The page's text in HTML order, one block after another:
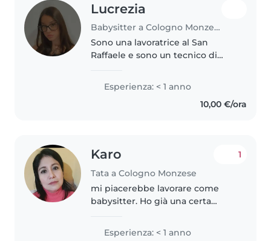
Lucrezia
Babysitter a Cologno Monzese
Sono una lavoratrice al San
Raffaele e sono un tecnico di
piacciono molto i bambini sin da
piccola e nel tempo libero,
quando non lavoro ovvero dalle
Esperienza: < 1 anno
10,00 €/ora
Karo
Tata a Cologno Monzese
1
mi piacerebbe lavorare come
babysitter. Ho già una certa
divertente ed energica, e oltre a
Esperienza: < 1 anno